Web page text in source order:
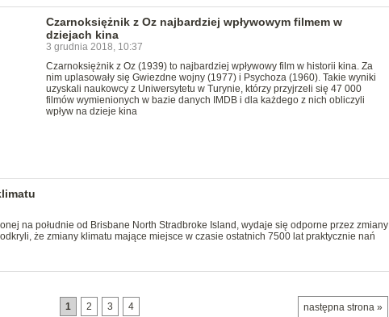
Czarnoksiężnik z Oz najbardziej wpływowym filmem w
dziejach kina
3 grudnia 2018, 10:37
Czarnoksiężnik z Oz (1939) to najbardziej wpływowy film w historii kina. Za
nim uplasowały się Gwiezdne wojny (1977) i Psychoza (1960). Takie wyniki
uzyskali naukowcy z Uniwersytetu w Turynie, którzy przyjrzeli się 47 000
filmów wymienionych w bazie danych IMDB i dla każdego z nich obliczyli
wpływ na dzieje kina
na południe od Brisbane North Stradbroke Island, wydaje się odporne przez zmiany
że zmiany klimatu mające miejsce w czasie ostatnich 7500 lat praktycznie nań
następna strona »
1 2 3 4